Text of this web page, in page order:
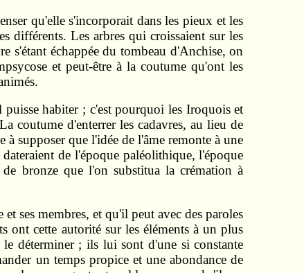
qu'elle s'incorporait dans les pieux et les
différents. Les arbres qui croissaient sur les
s'étant échappée du tombeau d'Anchise, on
et peut-être à la coutume qu'ont les
habiter ; c'est pourquoi les Iroquois et
coutume d'enterrer les cadavres, au lieu de
supposer que l'idée de l'âme remonte à une
de l'époque paléolithique, l'époque
bronze que l'on substitua la crémation à
ses membres, et qu'il peut avec des paroles
ont cette autorité sur les éléments à un plus
déterminer ; ils lui sont d'une si constante
un temps propice et une abondance de